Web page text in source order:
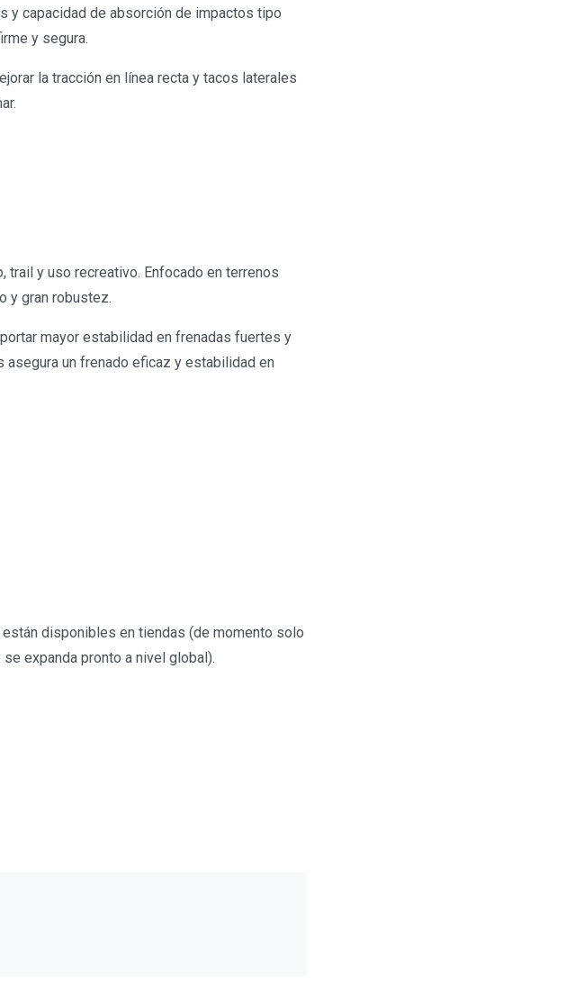
y capacidad de absorción de impactos tipo
y segura.
la tracción en línea recta y tacos laterales
trail y uso recreativo. Enfocado en terrenos
y gran robustez.
mayor estabilidad en frenadas fuertes y
un frenado eficaz y estabilidad en
disponibles en tiendas (de momento solo
expanda pronto a nivel global).